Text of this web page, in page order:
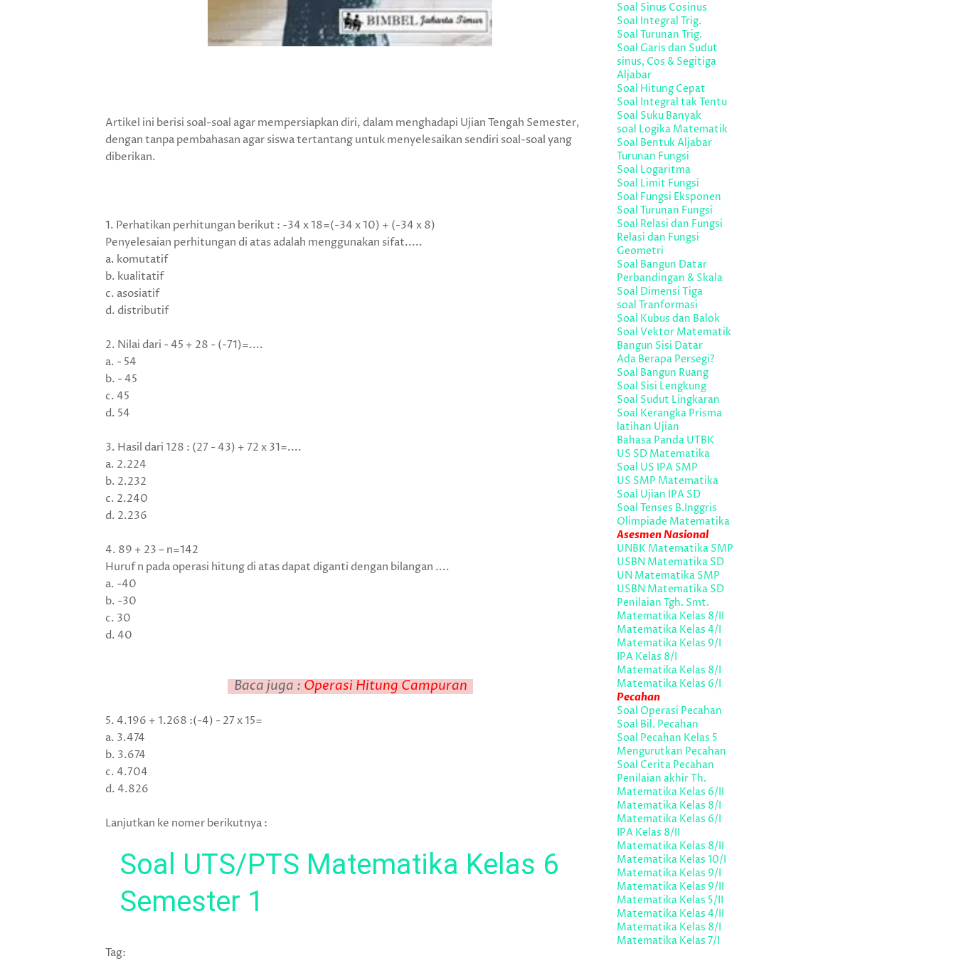
Artikel ini berisi soal-soal agar mempersiapkan diri, dalam menghadapi Ujian Tengah Semester,
dengan tanpa pembahasan agar siswa tertantang untuk menyelesaikan sendiri soal-soal yang
diberikan.
1. Perhatikan perhitungan berikut : -34 x 18=(-34 x 10) + (-34 x 8)
Penyelesaian perhitungan di atas adalah menggunakan sifat.....
a. komutatif
b. kualitatif
c. asosiatif
d. distributif
2. Nilai dari - 45 + 28 - (-71)=....
a. - 54
b. - 45
c. 45
d. 54
3. Hasil dari 128 : (27 - 43) + 72 x 31=....
a. 2.224
b. 2.232
c. 2.240
d. 2.236
4. 89 + 23 – n=142
Huruf n pada operasi hitung di atas dapat diganti dengan bilangan ....
a. -40
b. -30
c. 30
d. 40
Baca juga : Operasi Hitung Campuran
5. 4.196 + 1.268 :(-4) - 27 x 15=
a. 3.474
b. 3.674
c. 4.704
d. 4.826
Lanjutkan ke nomer berikutnya :
Soal UTS/PTS Matematika Kelas 6
Semester 1
Tag:
Soal Sinus Cosinus
Soal Integral Trig.
Soal Turunan Trig.
Soal Garis dan Sudut
sinus, Cos & Segitiga
Aljabar
Soal Hitung Cepat
Soal Integral tak Tentu
Soal Suku Banyak
soal Logika Matematik
Soal Bentuk Aljabar
Turunan Fungsi
Soal Logaritma
Soal Limit Fungsi
Soal Fungsi Eksponen
Soal Turunan Fungsi
Soal Relasi dan Fungsi
Relasi dan Fungsi
Geometri
Soal Bangun Datar
Perbandingan & Skala
Soal Dimensi Tiga
soal Tranformasi
Soal Kubus dan Balok
Soal Vektor Matematik
Bangun Sisi Datar
Ada Berapa Persegi?
Soal Bangun Ruang
Soal Sisi Lengkung
Soal Sudut Lingkaran
Soal Kerangka Prisma
latihan Ujian
Bahasa Panda UTBK
US SD Matematika
Soal US IPA SMP
US SMP Matematika
Soal Ujian IPA SD
Soal Tenses B.Inggris
Olimpiade Matematika
Asesmen Nasional
UNBK Matematika SMP
USBN Matematika SD
UN Matematika SMP
USBN Matematika SD
Penilaian Tgh. Smt.
Matematika Kelas 8/II
Matematika Kelas 4/I
Matematika Kelas 9/I
IPA Kelas 8/I
Matematika Kelas 8/I
Matematika Kelas 6/I
Pecahan
Soal Operasi Pecahan
Soal Bil. Pecahan
Soal Pecahan Kelas 5
Mengurutkan Pecahan
Soal Cerita Pecahan
Penilaian akhir Th.
Matematika Kelas 6/II
Matematika Kelas 8/I
Matematika Kelas 6/I
IPA Kelas 8/II
Matematika Kelas 8/II
Matematika Kelas 10/I
Matematika Kelas 9/I
Matematika Kelas 9/II
Matematika Kelas 5/II
Matematika Kelas 4/II
Matematika Kelas 8/I
Matematika Kelas 7/I